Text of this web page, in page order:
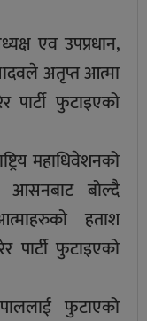
एव उपप्रधान,
अतृप्त आत्मा
पार्टी फुटाइएको
महाधिवेशनको
आसनबाट बोल्दै
हताश
पार्टी फुटाइएको
फुटाएको